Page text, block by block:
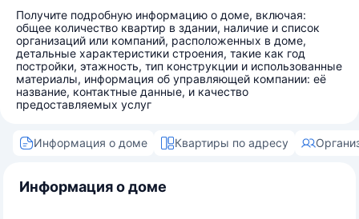
Получите подробную информацию о доме, включая:
общее количество квартир в здании, наличие и список
организаций или компаний, расположенных в доме,
детальные характеристики строения, такие как год
постройки, этажность, тип конструкции и использованные
материалы, информация об управляющей компании: её
название, контактные данные, и качество
предоставляемых услуг
Информация о доме Квартиры по адресу
Информация о доме